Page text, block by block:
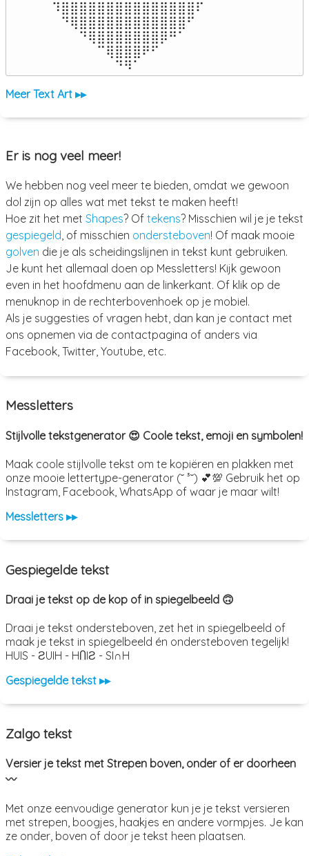
⠹⣿⣿⣿⣿⣿⣿⣿⣿⣿⣿⣿⣿⣿⣿⣿⠏
⠀⠙⢿⣿⣿⣿⣿⣿⣿⣿⣿⣿⣿⣿⣿⠋⠀
⠀⠀⠀⠙⢿⣿⣿⣿⣿⣿⣿⣿⡿⠛⠁⠀⠀
⠀⠀⠀⠀⠀⠉⢿⣿⣿⣿⠟⠋⠀⠀⠀⠀⠀
⠀⠀⠀⠀⠀⠀⠀⠙⠻⠁⠀⠀⠀⠀⠀⠀⠀⠀⠀⠀⠀⠀⠀
Meer Text Art ▸▸
Er is nog veel meer!
We hebben nog veel meer te bieden, omdat we gewoon
dol zijn op alles wat met tekst te maken heeft!
Hoe zit het met Shapes? Of tekens? Misschien wil je je tekst
gespiegeld , of misschien ondersteboven! Of maak mooie
golven die je als scheidingslijnen in tekst kunt gebruiken.
Je kunt het allemaal doen op Messletters! Kijk gewoon
even in het hoofdmenu aan de linkerkant. Of klik op de
menuknop in de rechterbovenhoek op je mobiel.
Als je suggesties of vragen hebt, dan kan je contact met
ons opnemen via de contactpagina of anders via
Facebook, Twitter, Youtube, etc.
Messletters
Stijlvolle tekstgenerator 😍 Coole tekst, emoji en symbolen!
Maak coole stijlvolle tekst om te kopiëren en plakken met
onze mooie lettertype-generator (˘ ³˘) 💕💯 Gebruik het op
Instagram, Facebook, WhatsApp of waar je maar wilt!
Messletters ▸▸
Gespiegelde tekst
Draai je tekst op de kop of in spiegelbeeld 🙃
Draai je tekst ondersteboven, zet het in spiegelbeeld of
maak je tekst in spiegelbeeld én ondersteboven tegelijk!
HUIS - ƧUIH - HႶIƧ - SI∩H
Gespiegelde tekst ▸▸
Zalgo tekst
Versier je tekst met Strepen boven, onder of er doorheen
〰️
Met onze eenvoudige generator kun je je tekst versieren
met strepen, boogjes, haakjes en andere vormpjes. Je kan
ze onder, boven of door je tekst heen plaatsen.